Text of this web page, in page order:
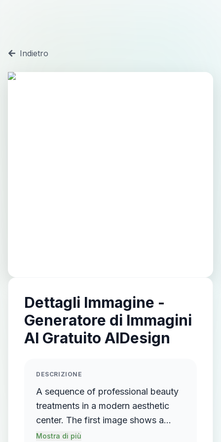
Indietro
Dettagli Immagine -
Generatore di Immagini
AI Gratuito AIDesign
DESCRIZIONE
A sequence of professional beauty
treatments in a modern aesthetic
center. The first image shows a
woman receiving a facial hydration
Mostra di più